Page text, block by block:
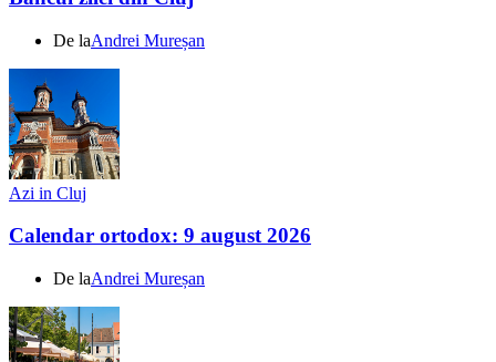
De laAndrei Mureșan
Azi in Cluj
Calendar ortodox: 9 august 2026
De laAndrei Mureșan